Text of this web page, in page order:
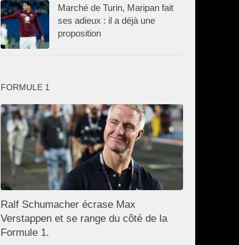
Marché de Turin, Maripan fait
ses adieux : il a déjà une
proposition
FORMULE 1
Ralf Schumacher écrase Max
Verstappen et se range du côté de la
Formule 1.